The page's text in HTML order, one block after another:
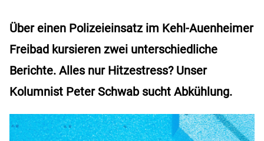
Über einen Polizeieinsatz im Kehl-Auenheimer
Freibad kursieren zwei unterschiedliche
Berichte. Alles nur Hitzestress? Unser
Kolumnist Peter Schwab sucht Abkühlung.